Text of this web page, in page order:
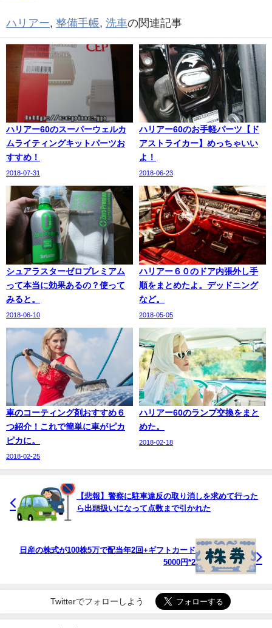
ハリアー, 整備手帳, 洗車の関連記事
ハリアー60のスーパーウェルカ
ムライティングキットパーツお
すすめ！
2018-07-31
ハリアー60のお手軽パーツ【ド
アストライカー】めっちゃいい
よ！
2018-06-23
シュアラスターゼロプレミアム
って本当に効果あるの？使って
みると。
2018-06-10
ハリアー６０のドア内張外し手
順をまとめたよ。デッドニング
など。
2018-05-05
車のコーティング剤おすすめ６
つ紹介！これで簡単に車がピカ
ピカに。
2018-02-25
ハリアー60のランプ交換をまと
めた。
2018-02-18
【悲報】警察に駐車違反の取り消しを求めて行った
ら出頭扱いになって点数まで引かれた
日産の株式が100株5万で配当年2回+ギフトカード
5000円*2
Twitterでフォローしよう